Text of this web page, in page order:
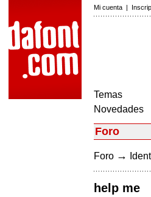
Mi cuenta |
Temas
Novedades
Foro
Foro →
help me